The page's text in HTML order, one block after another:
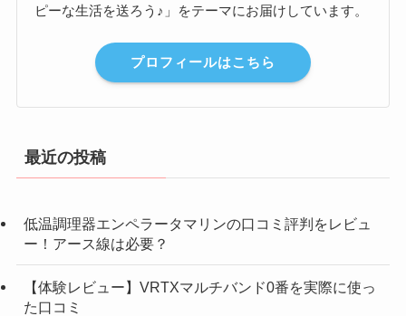
ピーな生活を送ろう♪」をテーマにお届けしています。
プロフィールはこちら
最近の投稿
低温調理器エンペラータマリンの口コミ評判をレビュ
ー！アース線は必要？
【体験レビュー】VRTXマルチバンド0番を実際に使っ
た口コミ